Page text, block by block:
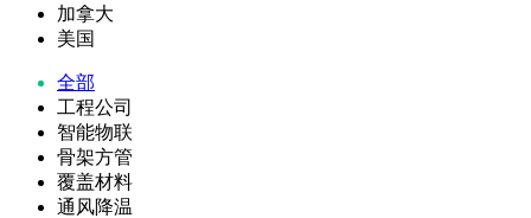
加拿大
美国
全部
工程公司
智能物联
骨架方管
覆盖材料
通风降温